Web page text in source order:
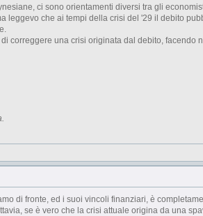
ci sono orientamenti diversi tra gli
leggevo che ai tempi della crisi del '29 il debito
correggere una crisi originata dal debito, facendo
di fronte, ed i suoi vincoli finanziari, è
se è vero che la crisi attuale origina da una